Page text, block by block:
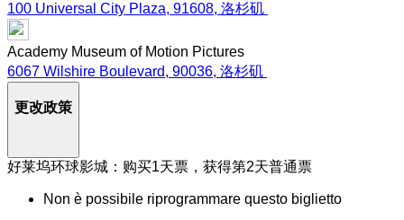
100 Universal City Plaza, 91608, 洛杉矶
Academy Museum of Motion Pictures
6067 Wilshire Boulevard, 90036, 洛杉矶
更改政策
好莱坞环球影城：购买1天票，获得第2天普通票
Non è possibile riprogrammare questo biglietto